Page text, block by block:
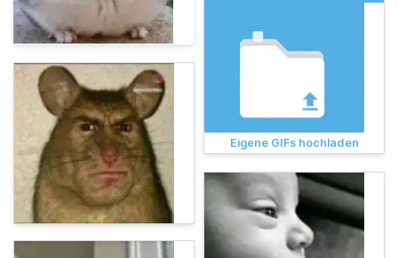
Eigene GIFs hochladen